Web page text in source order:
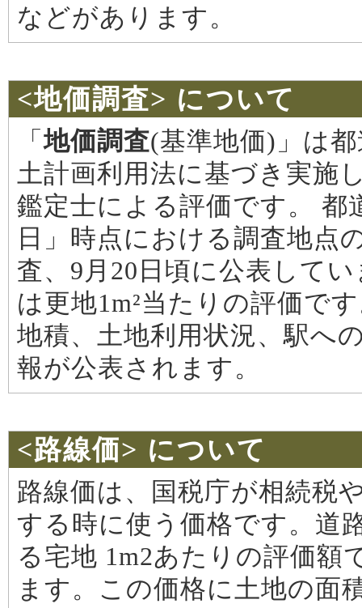
などがあります。
<地価調査> について
「地価調査(基準地価)」は
土計画利用法に基づき実施
鑑定士による評価です。 都
日」時点における調査地点
査、9月20日頃に公表して
は更地1m²当たりの評価で
地積、土地利用状況、駅へ
報が公表されます。
<路線価> について
路線価は、国税庁が相続税
する時に使う価格です。道
る宅地 1m2あたりの評価額
ます。この価格に土地の面